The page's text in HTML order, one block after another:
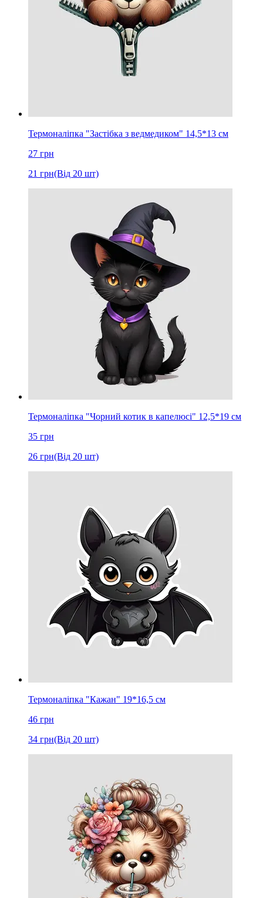
Термоналіпка "Застібка з ведмедиком" 14,5*13 см
27 грн
21 грн(Від 20 шт)
Термоналіпка "Чорний котик в капелюсі" 12,5*19 cм
35 грн
26 грн(Від 20 шт)
Термоналіпка "Кажан" 19*16,5 cм
46 грн
34 грн(Від 20 шт)